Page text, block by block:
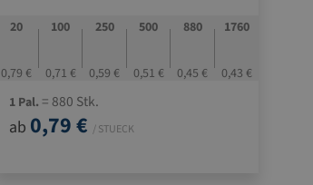
20
0,79 €
100
0,71 €
250
0,59 €
500
0,51 €
880
0,45 €
1760
0,43 €
1 Pal. = 880 Stk.
ab 0,79 € / STUECK